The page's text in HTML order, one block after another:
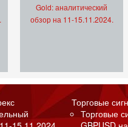
Gold: аналитический
обзор на 11-15.11.2024.
Торговые
Торговые